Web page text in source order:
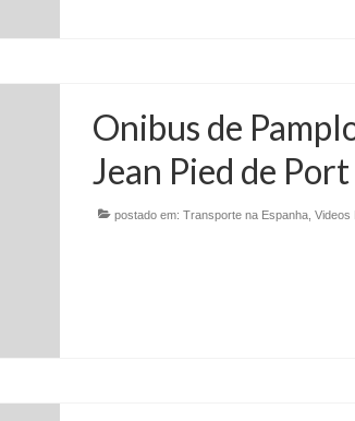
Onibus de
Jean Pied de Port
postado em: Transporte na Espanha, Videos